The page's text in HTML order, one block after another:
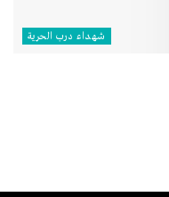
شهداء درب الحرية